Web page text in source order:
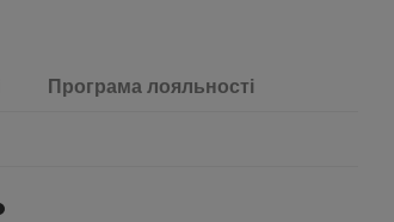
Програма лояльності